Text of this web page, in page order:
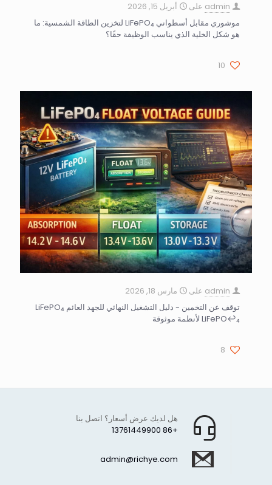
admin على
أبريل 15, 2026
موشوري مقابل أسطواني LiFePO₄ لتخزين الطاقة الشمسية: ما
هو شكل الخلية الذي يناسب الوظيفة حقًا؟
10
admin على
مارس 18, 2026
توقف عن التخمين - دليل التشغيل النهائي للجهد العائم LiFePO₄
LiFePO↩₄ لأنظمة موثوقة
8
+86 13761449900
هل لديك عرض أسعار؟ اتصل بنا
admin@richye.com